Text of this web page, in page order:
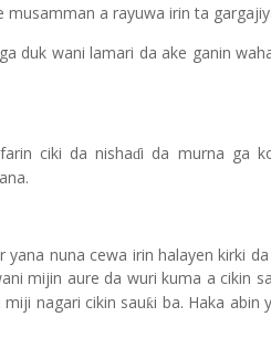
musamman a rayuwa irin ta
duk wani lamari da ake ganin
ciki da nishaɗi da murna ga
nuna cewa irin halayen kirki
mijin aure da wuri kuma a cikin
nagari cikin sauƙi ba. Haka abin